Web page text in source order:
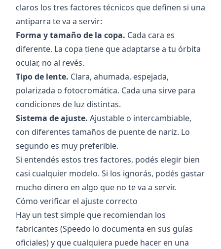
claros los tres factores técnicos que definen si una
antiparra te va a servir:
Forma y tamaño de la copa. Cada cara es
diferente. La copa tiene que adaptarse a tu órbita
ocular, no al revés.
Tipo de lente. Clara, ahumada, espejada,
polarizada o fotocromática. Cada una sirve para
condiciones de luz distintas.
Sistema de ajuste. Ajustable o intercambiable,
con diferentes tamaños de puente de nariz. Lo
segundo es muy preferible.
Si entendés estos tres factores, podés elegir bien
casi cualquier modelo. Si los ignorás, podés gastar
mucho dinero en algo que no te va a servir.
Cómo verificar el ajuste correcto
Hay un test simple que recomiendan los
fabricantes (Speedo lo documenta en sus guías
oficiales) y que cualquiera puede hacer en una